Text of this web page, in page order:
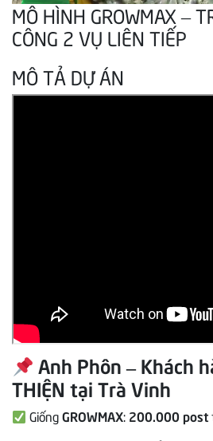
MÔ HÌNH GROWMAX –
CÔNG 2 VỤ LIÊN TIẾP
MÔ TẢ DỰ ÁN
Anh Phôn – Khách
THIỆN tại Trà Vinh
GiốngGROWMAX: 200.000 post